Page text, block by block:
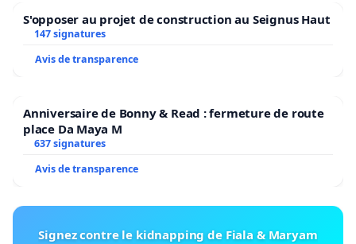
S'opposer au projet de construction au Seignus Haut
147 signatures
Avis de transparence
Anniversaire de Bonny & Read : fermeture de route
place Da Maya M
637 signatures
Avis de transparence
Signez contre le kidnapping de Fiala & Maryam